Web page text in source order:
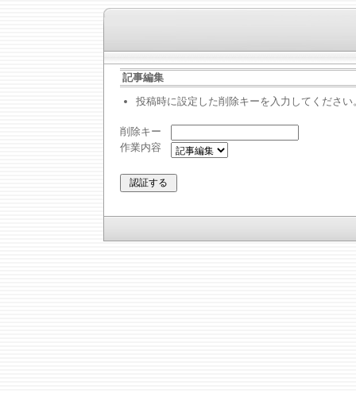
記事編集
投稿時に設定した削除キーを入力してください
削除キー
作業内容